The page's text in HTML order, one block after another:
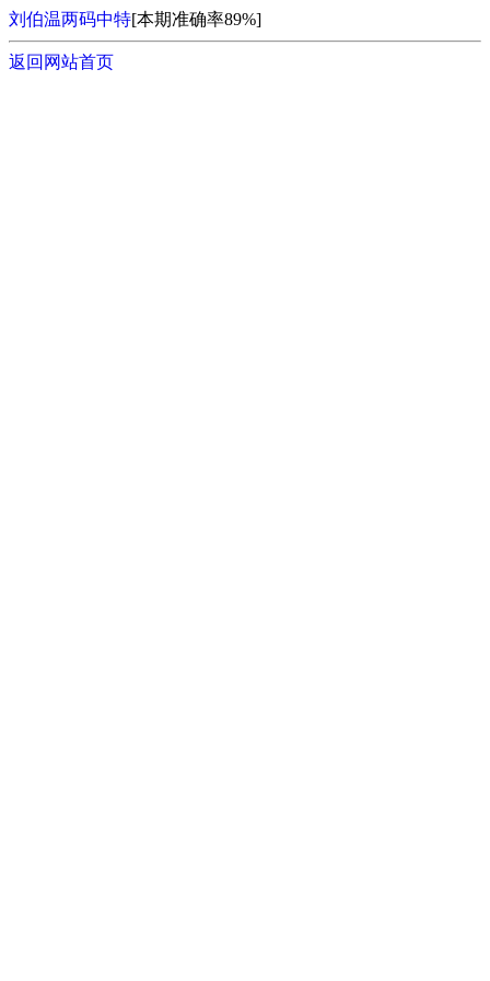
刘伯温两码中特[本期准确率89%]
返回网站首页